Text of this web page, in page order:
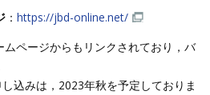
： https://jbd-online.net/
ページからもリンクされており，バ
込みは，2023年秋を予定しておりま